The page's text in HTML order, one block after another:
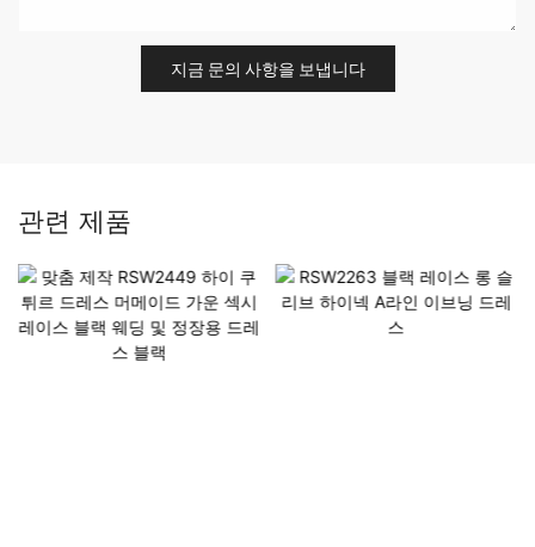
지금 문의 사항을 보냅니다
관련 제품